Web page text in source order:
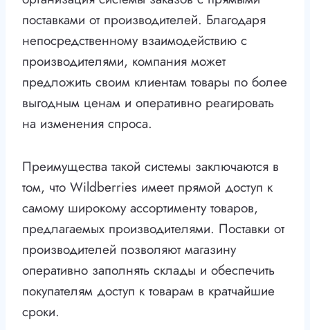
поставками от производителей. Благодаря
непосредственному взаимодействию с
производителями, компания может
предложить своим клиентам товары по более
выгодным ценам и оперативно реагировать
на изменения спроса.
Преимущества такой системы заключаются в
том, что Wildberries имеет прямой доступ к
самому широкому ассортименту товаров,
предлагаемых производителями. Поставки от
производителей позволяют магазину
оперативно заполнять склады и обеспечить
покупателям доступ к товарам в кратчайшие
сроки.